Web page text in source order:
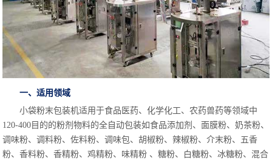
一、适用领域
小袋粉末包装机适用于食品医药、化学化工、农药兽药等领域中
120-400目的的粉剂物料的全自动包装如食品添加剂、面膜粉、奶茶粉、
调味粉、调料粉、佐料粉、调味包、胡椒粉、辣椒粉、介末粉、五香
粉、香料粉、香精粉、鸡精粉、味精粉 、糖粉、白糖粉、冰糖粉、混合